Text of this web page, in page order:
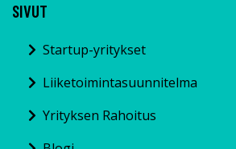
SIVUT
Startup-yritykset
Liiketoimintasuunnitelma
Yrityksen Rahoitus